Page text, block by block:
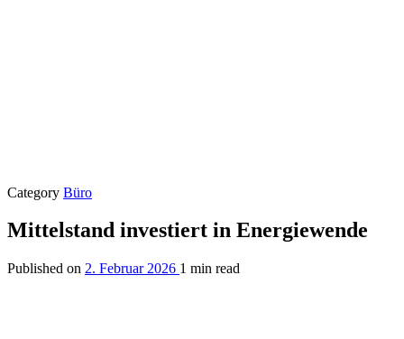
Category Büro
Mittelstand investiert in Energiewende
Published on 2. Februar 2026 1 min read